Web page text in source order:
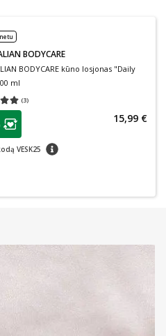
BODYCARE
BODYCARE kūno losjonas "Daily
ml
(3) 5.00
klubo narių nuolaida
VESK25 patarimas
15,99 €